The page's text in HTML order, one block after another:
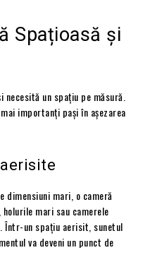
Spațioasă și
un spațiu pe măsură.
importanți pași în așezarea
dimensiuni mari, o cameră
mari sau camerele
Într-un spațiu aerisit, sunetul
va deveni un punct de